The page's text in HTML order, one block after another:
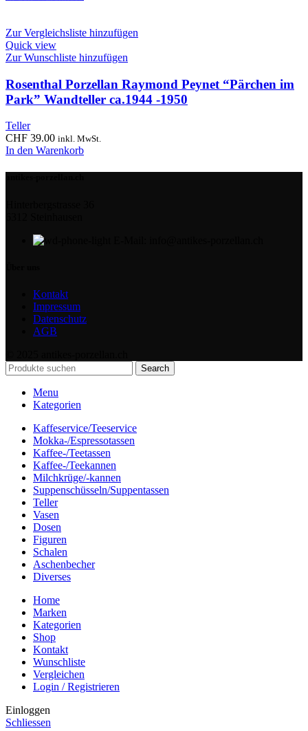
Zur Vergleichsliste hinzufügen
Quick view
Zur Wunschliste hinzufügen
Rosenthal Porzellan Raymond Peynet “Pärchen im
Park” Wandteller ca.1944 -1950
Teller
CHF 39.00 inkl. MwSt.
In den Warenkorb
Kontakt
Impressum
Datenschutz
AGB
Search
Menu
Kategorien
Kaffeservice/Teeservice
Mokka-/Espressotassen
Kaffee-/Teetassen
Kaffee-/Teekannen
Milchkrüge/-kannen
Suppenschüsseln/Suppentassen
Teller
Vasen
Dosen
Figuren
Schalen
Aschenbecher
Diverses
Home
Marken
Kategorien
Shop
Kontakt
Wunschliste
Vergleichen
Login / Registrieren
Einloggen
Schliessen